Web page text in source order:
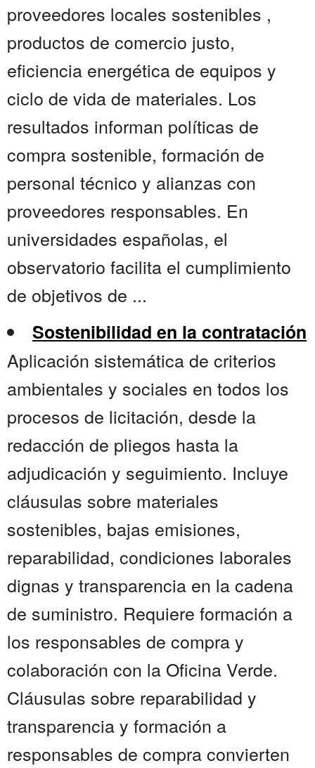
proveedores locales sostenibles ,
productos de comercio justo,
eficiencia energética de equipos y
ciclo de vida de materiales. Los
resultados informan políticas de
compra sostenible, formación de
personal técnico y alianzas con
proveedores responsables. En
universidades españolas, el
observatorio facilita el cumplimiento
de objetivos de ...
Sostenibilidad en la contratación
Aplicación sistemática de criterios
ambientales y sociales en todos los
procesos de licitación, desde la
redacción de pliegos hasta la
adjudicación y seguimiento. Incluye
cláusulas sobre materiales
sostenibles, bajas emisiones,
reparabilidad, condiciones laborales
dignas y transparencia en la cadena
de suministro. Requiere formación a
los responsables de compra y
colaboración con la Oficina Verde.
Cláusulas sobre reparabilidad y
transparencia y formación a
responsables de compra convierten